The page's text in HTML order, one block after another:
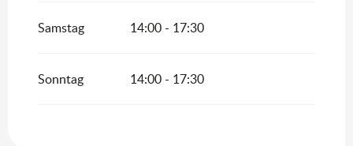
Samstag 14:00 - 17:30
Sonntag 14:00 - 17:30